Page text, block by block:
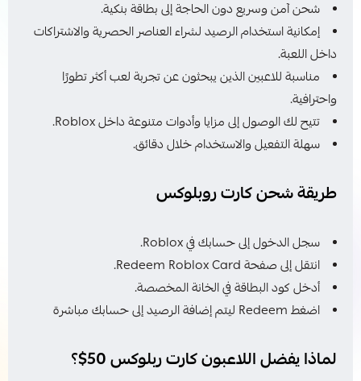
شحن آمن وسريع دون الحاجة إلى بطاقة بنكية.
إمكانية استخدام الرصيد لشراء العناصر الحصرية والاشتراكات
داخل اللعبة.
مناسبة للاعبين الذين يبحثون عن تجربة لعب أكثر تطورًا
واحترافية.
تتيح لك الوصول إلى مزايا وأدوات متنوعة داخل Roblox.
سهلة التفعيل والاستخدام خلال دقائق.
طريقة شحن كارت روبلوكس
سجل الدخول إلى حسابك في Roblox.
انتقل إلى صفحة Redeem Roblox Card.
أدخل كود البطاقة في الخانة المخصصة.
اضغط Redeem ليتم إضافة الرصيد إلى حسابك مباشرة
لماذا يفضل اللاعبون كارت ربلوكس 50$؟